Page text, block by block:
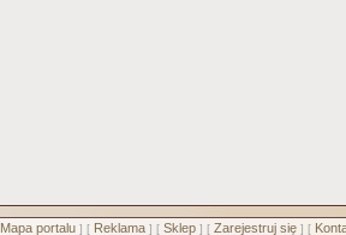
Mapa portalu] [ Reklama] [ Sklep] [ Zarejestruj się] [